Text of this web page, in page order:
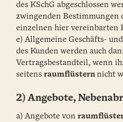
des KSchG abgeschlossen
zwingenden Bestimmungen
einzelnen hier vereinbarten
e) Allgemeine Geschäfts-
des Kunden werden auch
Vertragsbestandteil, wenn
seitens raumflüsternnicht
2) Angebote,
a) Angebote von